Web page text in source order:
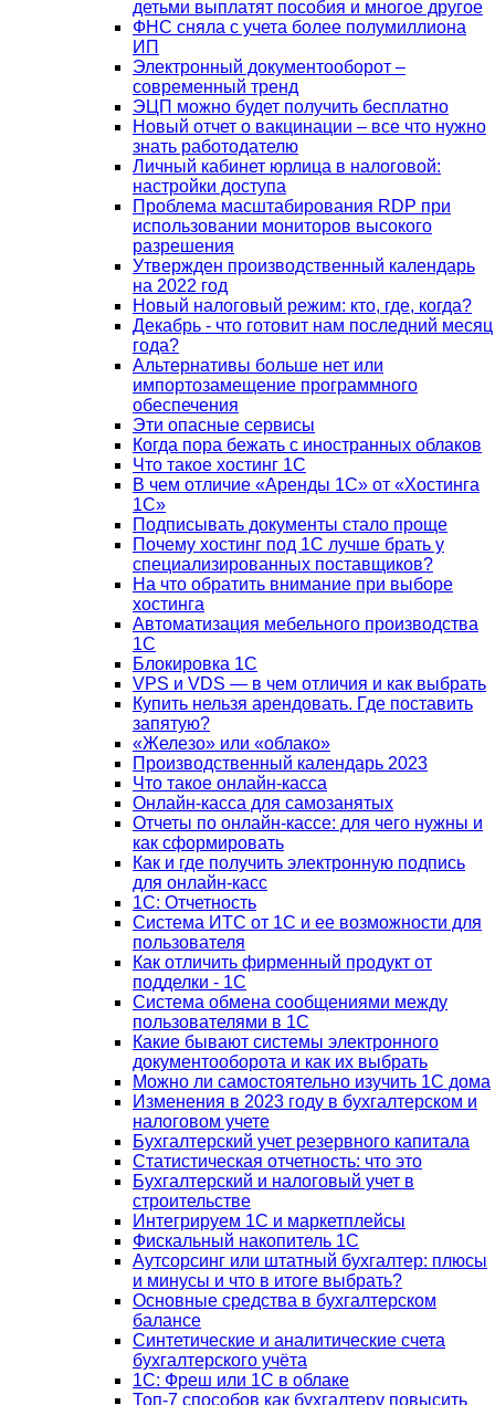
детьми выплатят пособия и многое другое
ФНС сняла с учета более полумиллиона
ИП
Электронный документооборот –
современный тренд
ЭЦП можно будет получить бесплатно
Новый отчет о вакцинации – все что нужно
знать работодателю
Личный кабинет юрлица в налоговой:
настройки доступа
Проблема масштабирования RDP при
использовании мониторов высокого
разрешения
Утвержден производственный календарь
на 2022 год
Новый налоговый режим: кто, где, когда?
Декабрь - что готовит нам последний месяц
года?
Альтернативы больше нет или
импортозамещение программного
обеспечения
Эти опасные сервисы
Когда пора бежать с иностранных облаков
Что такое хостинг 1С
В чем отличие «Аренды 1С» от «Хостинга
1С»
Подписывать документы стало проще
Почему хостинг под 1С лучше брать у
специализированных поставщиков?
На что обратить внимание при выборе
хостинга
Автоматизация мебельного производства
1С
Блокировка 1С
VPS и VDS — в чем отличия и как выбрать
Купить нельзя арендовать. Где поставить
запятую?
«Железо» или «облако»
Производственный календарь 2023
Что такое онлайн-касса
Онлайн-касса для самозанятых
Отчеты по онлайн-кассе: для чего нужны и
как сформировать
Как и где получить электронную подпись
для онлайн-касс
1С: Отчетность
Система ИТС от 1С и ее возможности для
пользователя
Как отличить фирменный продукт от
подделки - 1С
Система обмена сообщениями между
пользователями в 1С
Какие бывают системы электронного
документооборота и как их выбрать
Можно ли самостоятельно изучить 1С дома
Изменения в 2023 году в бухгалтерском и
налоговом учете
Бухгалтерский учет резервного капитала
Статистическая отчетность: что это
Бухгалтерский и налоговый учет в
строительстве
Интегрируем 1С и маркетплейсы
Фискальный накопитель 1С
Аутсорсинг или штатный бухгалтер: плюсы
и минусы и что в итоге выбрать?
Основные средства в бухгалтерском
балансе
Синтетические и аналитические счета
бухгалтерского учёта
1C: Фреш или 1С в облаке
Топ-7 способов как бухгалтеру повысить